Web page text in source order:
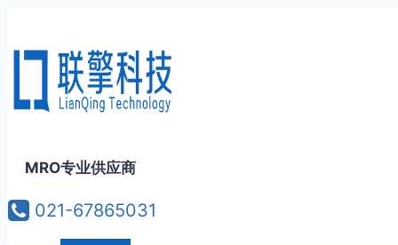
MRO专业供应商
021-67865031